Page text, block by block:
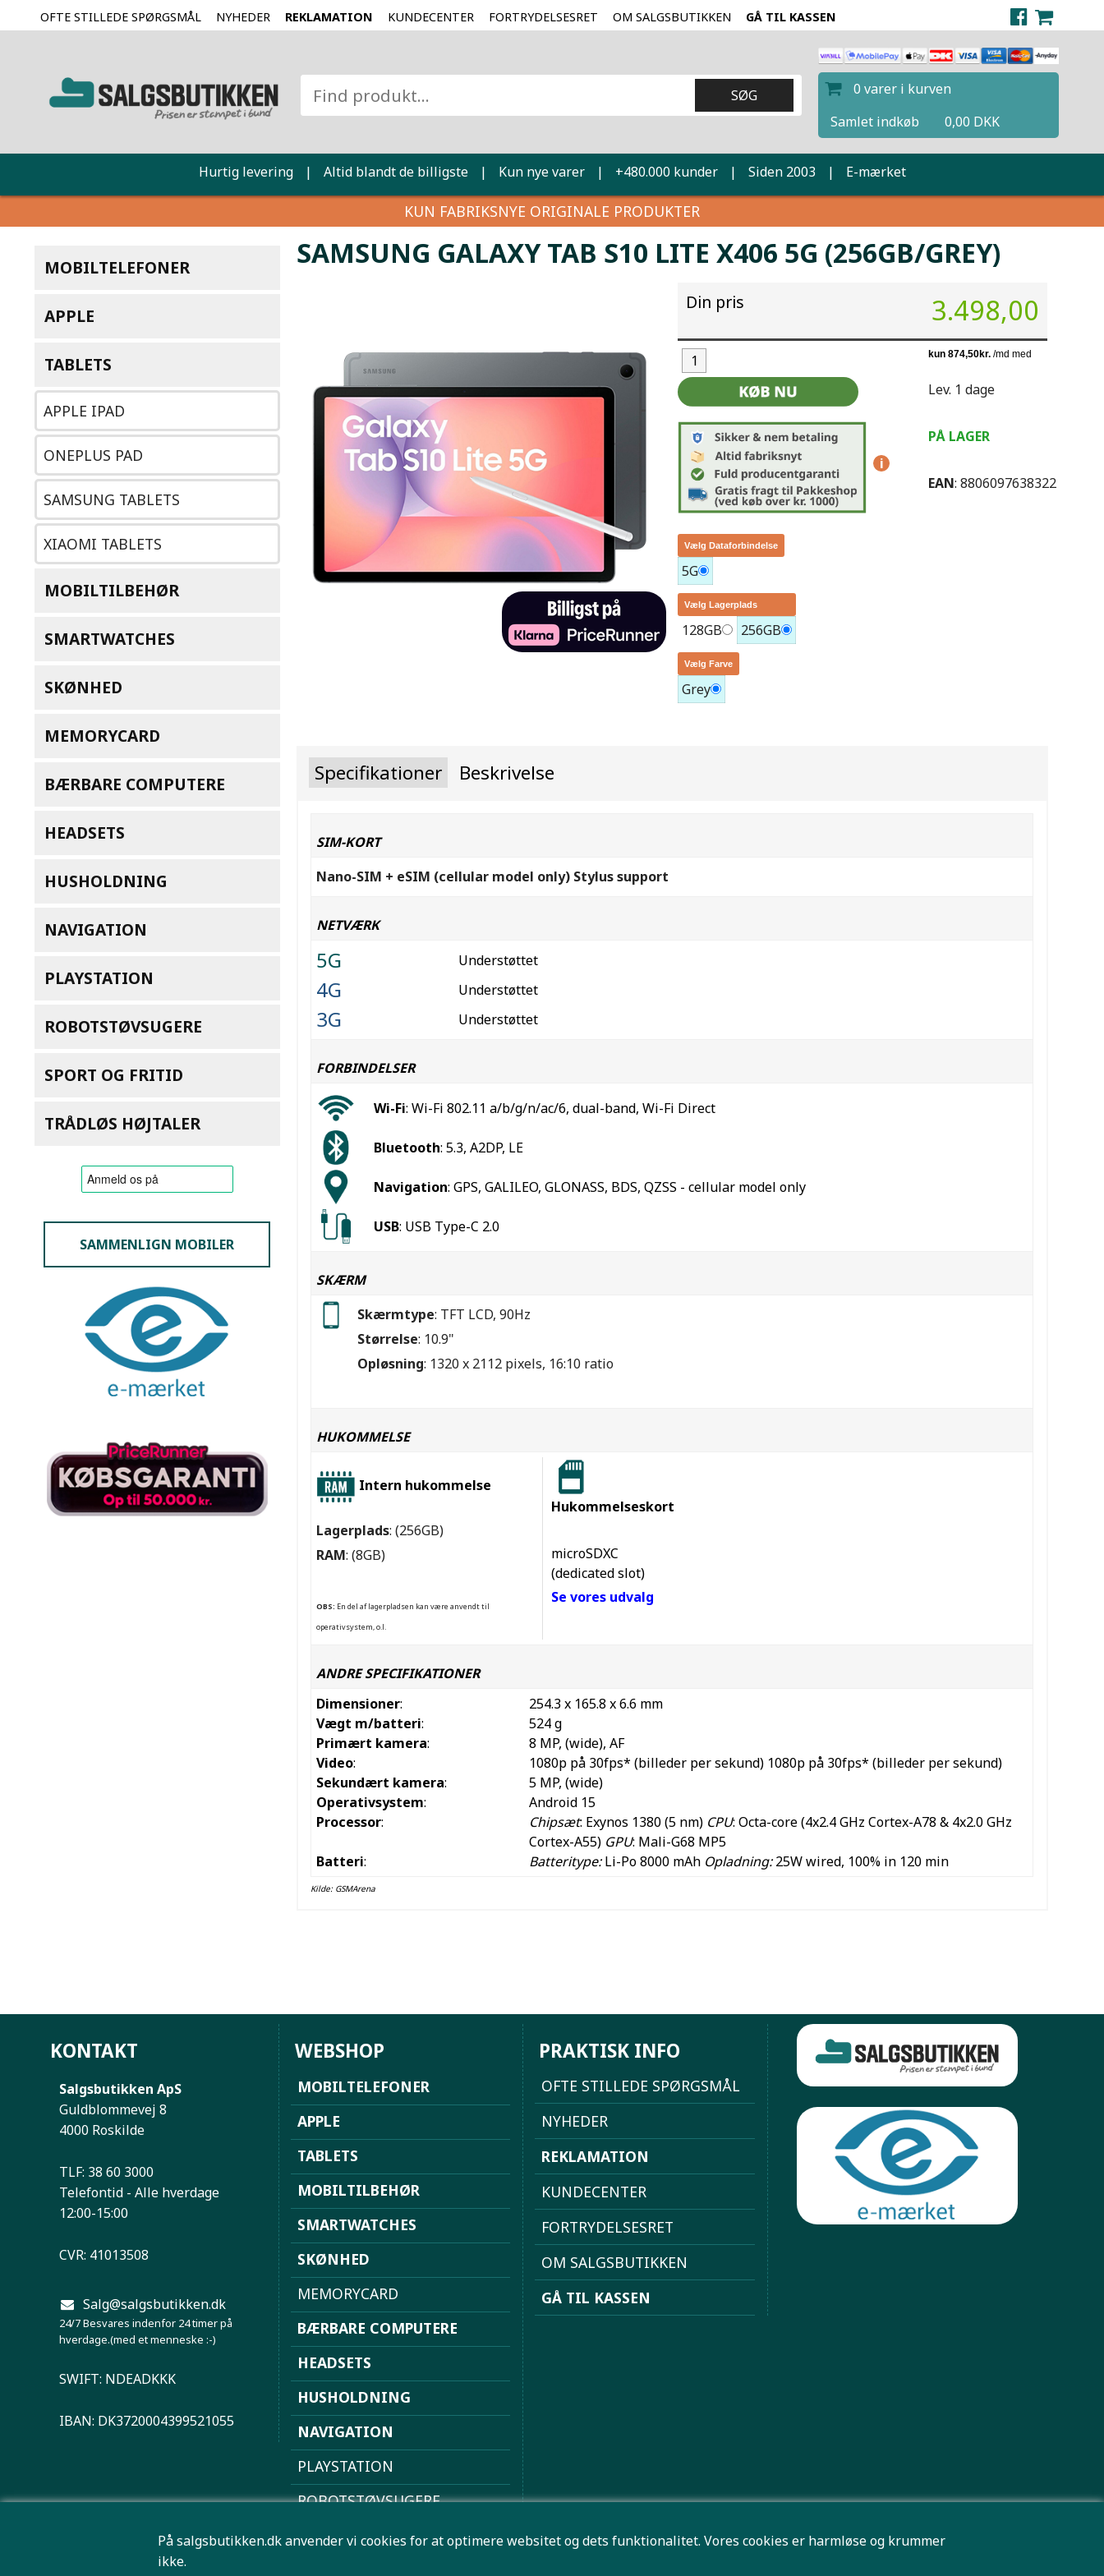
På salgsbutikken.dk anvender vi cookies for at optimere websitet og dets funktionalitet. Vores cookies er harmløse og krummer
ikke.
OFTE STILLEDE SPØRGSMÅL NYHEDER REKLAMATION KUNDECENTER FORTRYDELSESRET OM SALGSBUTIKKEN GÅ TIL KASSEN
0 varer i kurven
Samlet indkøb
0,00 DKK
Hurtig levering | Altid blandt de billigste | Kun nye varer | +480.000 kunder | Siden 2003 | E-mærket
KUN FABRIKSNYE ORIGINALE PRODUKTER
MOBILTELEFONER
APPLE
TABLETS
APPLE IPAD
ONEPLUS PAD
SAMSUNG TABLETS
XIAOMI TABLETS
MOBILTILBEHØR
SMARTWATCHES
SKØNHED
MEMORYCARD
BÆRBARE COMPUTERE
HEADSETS
HUSHOLDNING
NAVIGATION
PLAYSTATION
ROBOTSTØVSUGERE
SPORT OG FRITID
TRÅDLØS HØJTALER
SAMMENLIGN MOBILER
SAMSUNG GALAXY TAB S10 LITE X406 5G (256GB/GREY)
Din pris 3.498,00
i
Lev. 1 dage
PÅ LAGER
EAN: 8806097638322
Vælg Dataforbindelse
5G
Vælg Lagerplads
128GB 256GB
Vælg Farve
Grey
Specifikationer Beskrivelse
SIM-KORT
Nano-SIM + eSIM (cellular model only) Stylus support
NETVÆRK
5G Understøttet
4G Understøttet
3G Understøttet
FORBINDELSER
Wi-Fi: Wi-Fi 802.11 a/b/g/n/ac/6, dual-band, Wi-Fi Direct
Bluetooth: 5.3, A2DP, LE
Navigation: GPS, GALILEO, GLONASS, BDS, QZSS - cellular model only
USB: USB Type-C 2.0
SKÆRM
Skærmtype: TFT LCD, 90Hz
Størrelse: 10.9"
Opløsning: 1320 x 2112 pixels, 16:10 ratio
HUKOMMELSE
Intern hukommelse
Hukommelseskort
Lagerplads: (256GB)
RAM: (8GB)
OBS: En del af lagerpladsen kan være anvendt til
operativsystem, o.l.
microSDXC
(dedicated slot)
Se vores udvalg
ANDRE SPECIFIKATIONER
Dimensioner:
254.3 x 165.8 x 6.6 mm
Vægt m/batteri:
524 g
Primært kamera:
8 MP, (wide), AF
Video:
1080p på 30fps* (billeder per sekund) 1080p på 30fps* (billeder per sekund)
Sekundært kamera:
5 MP, (wide)
Operativsystem:
Android 15
Processor: Chipsæt: Exynos 1380 (5 nm) CPU: Octa-core (4x2.4 GHz Cortex-A78 & 4x2.0 GHz
Cortex-A55) GPU: Mali-G68 MP5
Batteri: Batteritype:Li-Po 8000 mAh Opladning:25W wired, 100% in 120 min
Kilde: GSMArena
KONTAKT
Salgsbutikken ApS
Guldblommevej 8
4000 Roskilde
TLF: 38 60 3000
Telefontid - Alle hverdage
12:00-15:00
CVR: 41013508
Salg@salgsbutikken.dk
24/7 Besvares indenfor 24 timer på
hverdage.(med et menneske :-)
SWIFT: NDEADKKK
IBAN: DK3720004399521055
WEBSHOP
MOBILTELEFONER
APPLE
TABLETS
MOBILTILBEHØR
SMARTWATCHES
SKØNHED
MEMORYCARD
BÆRBARE COMPUTERE
HEADSETS
HUSHOLDNING
NAVIGATION
PLAYSTATION
ROBOTSTØVSUGERE
SPORT OG FRITID
PRAKTISK INFO
OFTE STILLEDE SPØRGSMÅL
NYHEDER
REKLAMATION
KUNDECENTER
FORTRYDELSESRET
OM SALGSBUTIKKEN
GÅ TIL KASSEN